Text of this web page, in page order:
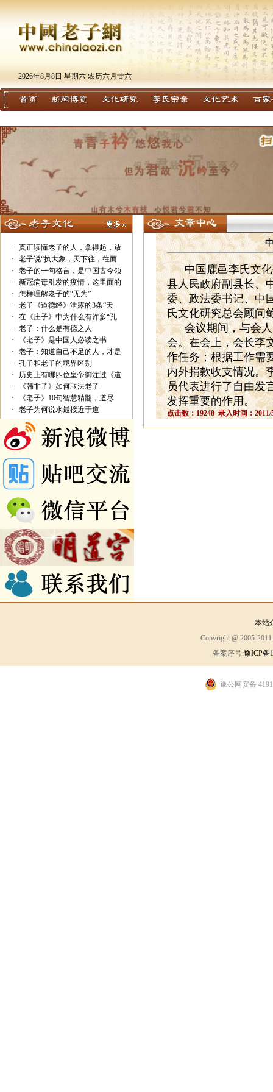
2026年8月8日 星期六 农历六月廿六
·
真正读懂老子的人，拿得起，放
·
老子说“执大象，天下往，往而
·
老子的一句格言，是中国古今领
·
新冠病毒引发的疫情，这里面的
·
怎样理解老子的“无为”
·
老子《道德经》泄露的3条“天
·
在《庄子》中为什么有许多“孔
·
老子：什么是有德之人
·
《老子》是中国人必读之书
·
老子：知道自己不足的人，才是
·
孔子和老子的境界区别
·
历史上有哪四位皇帝御注过《道
·
《韩非子》如何取法老子
·
《老子》10句智慧精髓，道尽
·
老子为何说水最接近于道
中国鹿邑李氏文
县人民政府副县长、
委、政法委书记、中
氏文化研究总会顾问
会议期间，与会
会。在会上，会长李
作任务；根据工作需
内外捐款收支情况。
员代表进行了自由发
发挥重要的作用。
点击数：19248 录入时间：2011/
本站
Copyright @ 2005-
备案序号:豫ICP备
豫公网安备